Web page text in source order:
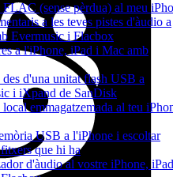
(sense pèrdua) al meu
a les teves pistes d'àudio a
Evermusic i Flacbox
a l'iPhone, iPad i Mac amb
d'una unitat flash USB a
i iXpand de SanDisk
emmagatzemada al teu
USB a l'iPhone i escoltar
que hi ha
d'àudio al vostre iPhone,